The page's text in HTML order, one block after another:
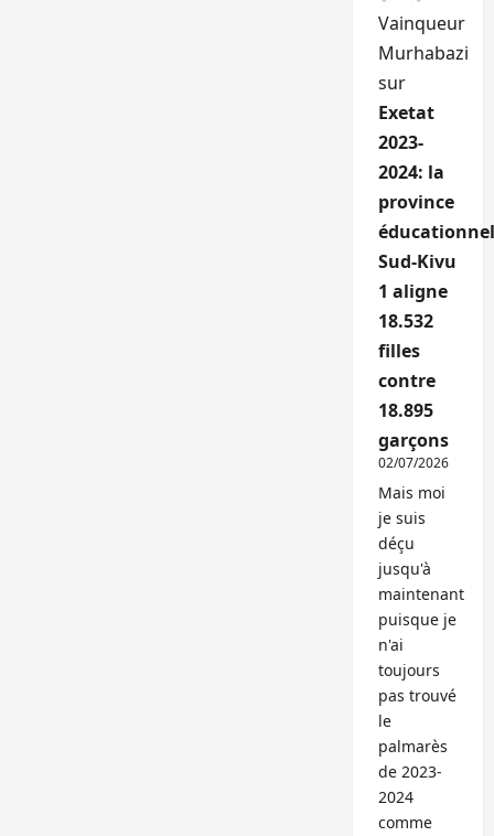
Vainqueur
Murhabazi
sur
Exetat
2023-
2024: la
province
Sud-Kivu
1 aligne
18.532
filles
contre
18.895
garçons
02/07/2026
Mais moi
je suis
déçu
jusqu'à
maintenant
puisque je
n'ai
toujours
pas trouvé
le
palmarès
de 2023-
2024
comme